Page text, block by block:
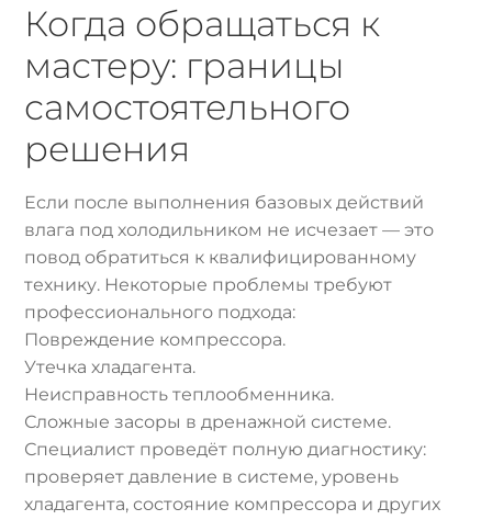
Когда обращаться к
мастеру: границы
самостоятельного
решения
Если после выполнения базовых действий
влага под холодильником не исчезает — это
повод обратиться к квалифицированному
технику. Некоторые проблемы требуют
профессионального подхода:
Повреждение компрессора.
Утечка хладагента.
Неисправность теплообменника.
Сложные засоры в дренажной системе.
Специалист проведёт полную диагностику:
проверяет давление в системе, уровень
хладагента, состояние компрессора и других